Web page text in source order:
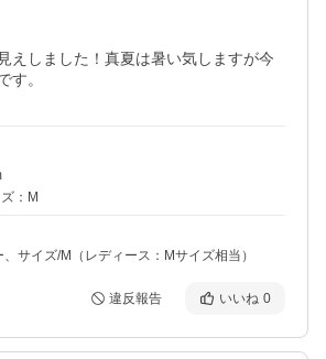
えしました！真夏は暑い気しますが今
す。
：M
サイズ/M（レディース：Mサイズ相当）
違反報告 いいね 0